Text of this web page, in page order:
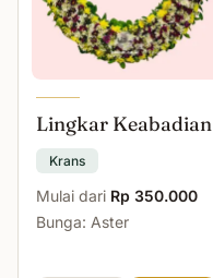
Lingkar Keabadian
Krans
Mulai dari Rp 350.000
Bunga: Aster